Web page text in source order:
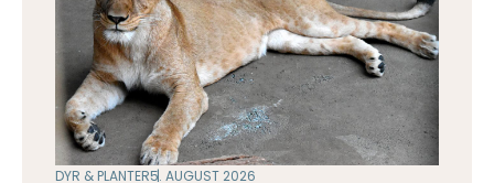
DYR & PLANTER5. AUGUST 2026